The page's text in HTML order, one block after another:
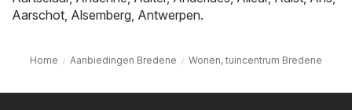
Aarschot, Alsemberg, Antwerpen.
Home Aanbiedingen Bredene Wonen, tuincentrum Bredene